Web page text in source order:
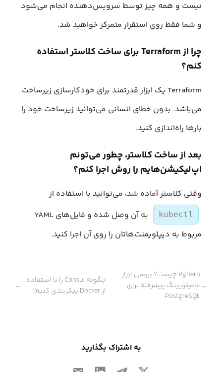
نیست و همه چیز توسط سرویس‌دهنده انجام می‌شود
و شما فقط روی استقرار متمرکز خواهید شد.
چرا از Terraform برای ساخت کلاستر استفاده
کنم؟
Terraform یک ابزار قدرتمند برای خودکارسازی زیرساخت
می‌باشد. بدون خطای انسانی می‌توانید زیرساخت خود را
بارها راه‌اندازی کنید.
بعد از ساخت کلاستر، چطور می‌تونم
اپ‌لیکیشن‌هایم را روش اجرا کنم؟
وقتی کلاستر آماده شد، می‌توانید با استفاده از
kubectl
به آن وصل شده و فایل‌های YAML
مربوط به دیپلویمنت‌هاتان را روی آن اجرا کنید.
→
Pghero چیست؟ بررسی ابزار
مانیتورینگ پیشرفته برای
PostgreSQL
چگونه Consul را با استفاده
از Docker پیکربندی کنیم!
←
به اشتراک بگذارید